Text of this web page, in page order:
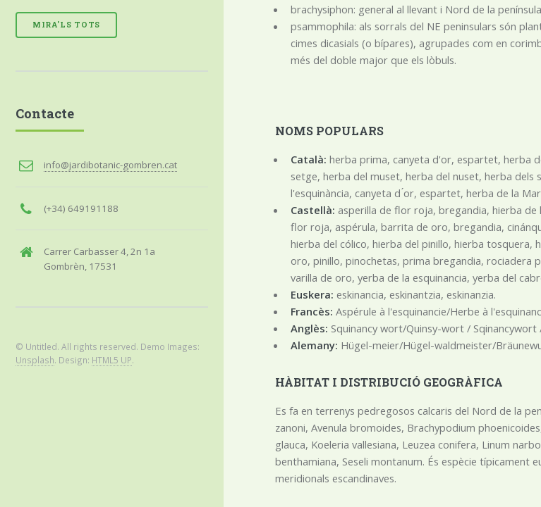
brachysiphon: general al llevant i Nord de la
psammophila: als sorrals del NE peninsulars són
cimes dicasials (o bípares), agrupades com en
més del doble major que els lòbuls.
NOMS POPULARS
Català: herba prima, canyeta d'or, espartet, herba
setge, herba del muset, herba del nuset, herba
l'esquinància, canyeta d ́or, espartet, herba de la
Castellà: asperilla de flor roja, bregandia, hierba
flor roja, aspérula, barrita de oro, bregandia,
hierba del cólico, hierba del pinillo, hierba
oro, pinillo, pinochetas, prima bregandia, rociadera
varilla de oro, yerba de la esquinancia, yerba del
Euskera: eskinancia, eskinantzia, eskinanzia.
Francès: Aspérule à l'esquinancie/Herbe à
Anglès: Squinancy wort/Quinsy-wort / Sqinancywort
Alemany: Hügel-meier/Hügel-waldmeister/
HÀBITAT I DISTRIBUCIÓ GEOGRÀFICA
Es fa en terrenys pedregosos calcaris del Nord de la
zanoni, Avenula bromoides, Brachypodium
glauca, Koeleria vallesiana, Leuzea conifera, Linum
benthamiana, Seseli montanum. És espècie típicament
meridionals escandinaves.
MIRA'LS TOTS
Contacte
info@jardibotanic-gombren.cat
(+34) 649191188
Carrer Carbasser 4, 2n 1a
Gombrèn, 17531
© Untitled. All rights reserved. Demo Images:
Unsplash. Design: HTML5 UP.